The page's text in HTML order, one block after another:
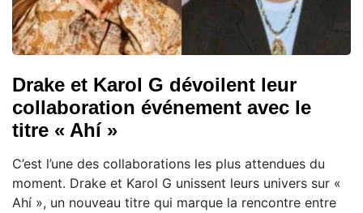
Drake et Karol G dévoilent leur
collaboration événement avec le
titre « Ahí »
C’est l’une des collaborations les plus attendues du
moment. Drake et Karol G unissent leurs univers sur «
Ahí », un nouveau titre qui marque la rencontre entre